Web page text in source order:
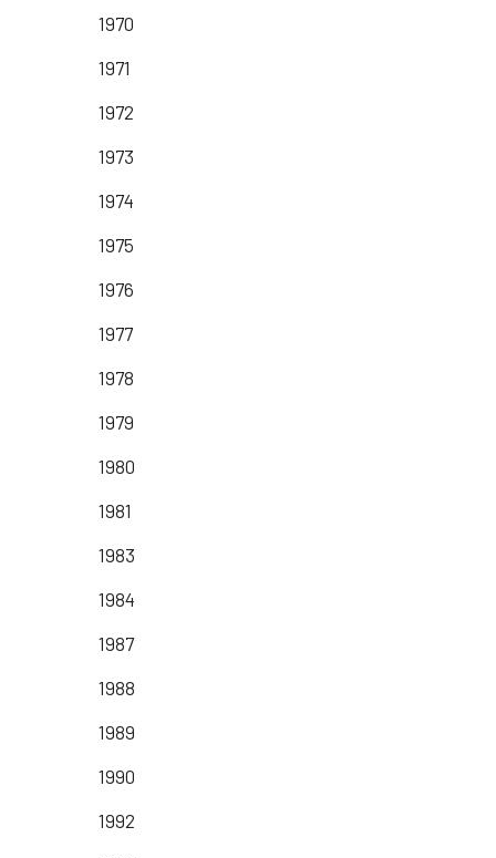
1970
1971
1972
1973
1974
1975
1976
1977
1978
1979
1980
1981
1983
1984
1987
1988
1989
1990
1992